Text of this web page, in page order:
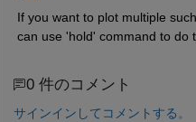
If you want to plot multiple
can use 'hold' command to do
0 件のコメント
サインインしてコメントする。